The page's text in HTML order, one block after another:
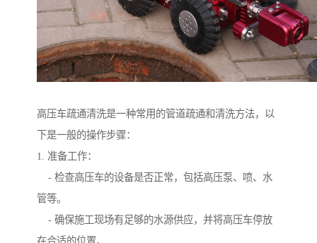
高压车疏通清洗是一种常用的管道疏通和清洗方法，以
下是一般的操作步骤：
1. 准备工作：
- 检查高压车的设备是否正常，包括高压泵、喷、水
管等。
- 确保施工现场有足够的水源供应，并将高压车停放